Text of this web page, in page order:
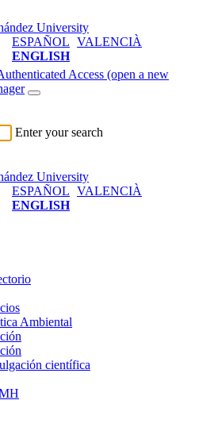
ESPAÑOL VALENCIÀ
ENGLISH
Access (open a new
Enter your search
ESPAÑOL VALENCIÀ
ENGLISH
Ambiental
científica